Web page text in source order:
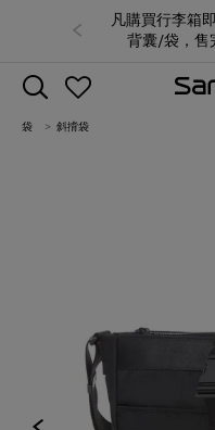
凡購買行李箱
背囊/袋，售
袋 斜揹袋